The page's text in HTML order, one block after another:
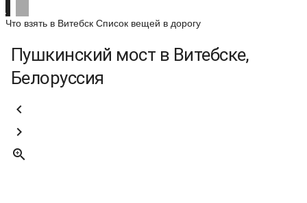
Что взять в Витебск Список вещей в дорогу
Пушкинский мост в Витебске,
Белоруссия


